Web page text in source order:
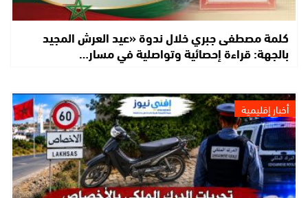
كلمة مصطفى جبري خلال ندوة «عيد العرش المجيد
بالجهة: قراءة إحصائية وتواصلية في مسار…
أخبار إقليمية